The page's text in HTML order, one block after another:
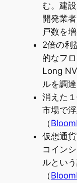
む。建
開発業
戸数を
2倍の利
的なフ
Long
ルを調
消えた
市場で
（
仮想通
コイン
ルとい
（